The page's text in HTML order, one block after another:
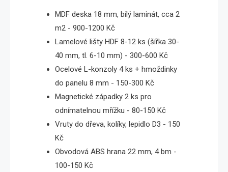
MDF deska 18 mm, bílý laminát, cca 2
m2 - 900-1200 Kč
Lamelové lišty HDF 8-12 ks (šířka 30-
40 mm, tl. 6-10 mm) - 300-600 Kč
Ocelové L-konzoly 4 ks + hmoždinky
do panelu 8 mm - 150-300 Kč
Magnetické západky 2 ks pro
odnímatelnou mřížku - 80-150 Kč
Vruty do dřeva, kolíky, lepidlo D3 - 150
Kč
Obvodová ABS hrana 22 mm, 4 bm -
100-150 Kč